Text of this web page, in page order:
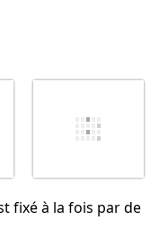
fixé à la fois par de